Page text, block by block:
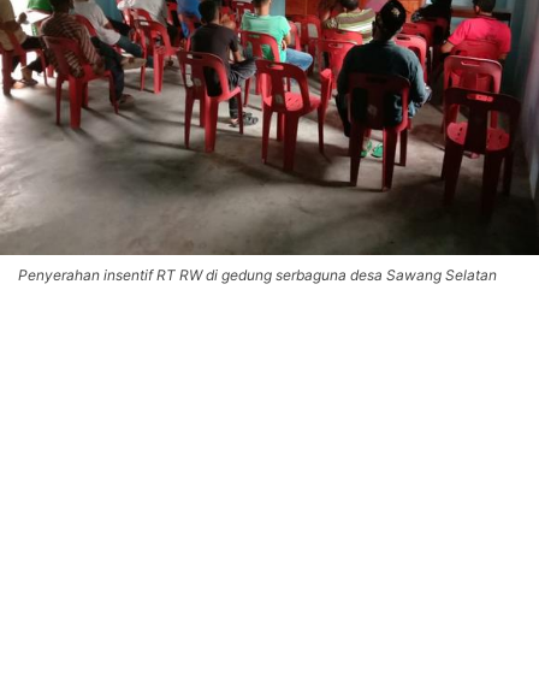
Penyerahan insentif RT RW di gedung serbaguna desa Sawang Selatan